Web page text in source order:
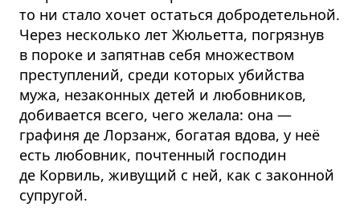
то ни стало хочет остаться добродетельной.
Через несколько лет Жюльетта, погрязнув
в пороке и запятнав себя множеством
преступлений, среди которых убийства
мужа, незаконных детей и любовников,
добивается всего, чего желала: она —
графиня де Лорзанж, богатая вдова, у неё
есть любовник, почтенный господин
де Корвиль, живущий с ней, как с законной
супругой.